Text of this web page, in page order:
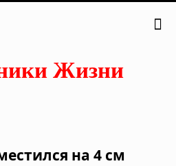
на 4 см